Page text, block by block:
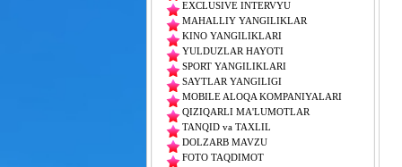
EXCLUSIVE INTERVYU
MAHALLIY YANGILIKLAR
KINO YANGILIKLARI
YULDUZLAR HAYOTI
SPORT YANGILIKLARI
SAYTLAR YANGILIGI
MOBILE ALOQA KOMPANIYALARI
QIZIQARLI MA'LUMOTLAR
TANQID va TAXLIL
DOLZARB MAVZU
FOTO TAQDIMOT